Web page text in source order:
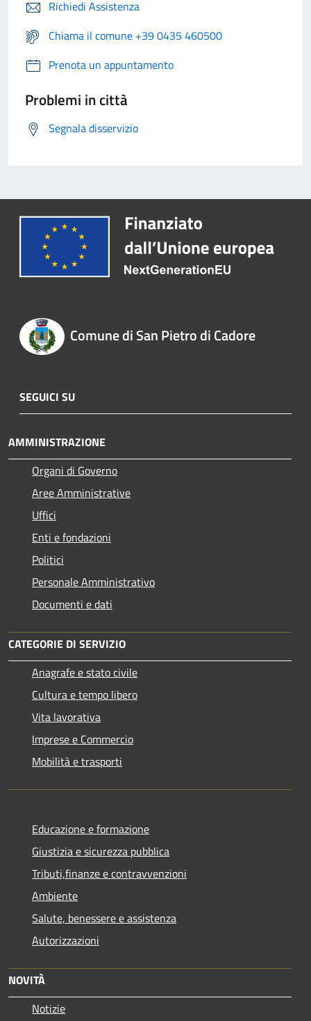
Richiedi Assistenza
Chiama il comune +39 0435 460500
Prenota un appuntamento
Problemi in città
Segnala disservizio
Comune di San Pietro di Cadore
SEGUICI SU
AMMINISTRAZIONE
Organi di Governo
Aree Amministrative
Uffici
Enti e fondazioni
Politici
Personale Amministrativo
Documenti e dati
CATEGORIE DI SERVIZIO
Anagrafe e stato civile
Cultura e tempo libero
Vita lavorativa
Imprese e Commercio
Mobilità e trasporti
Educazione e formazione
Giustizia e sicurezza pubblica
Tributi,finanze e contravvenzioni
Ambiente
Salute, benessere e assistenza
Autorizzazioni
NOVITÀ
Notizie